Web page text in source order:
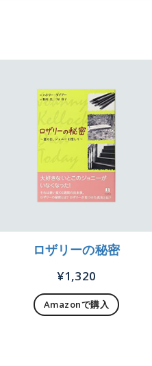
ロザリーの秘密
¥1,320
Amazonで購入